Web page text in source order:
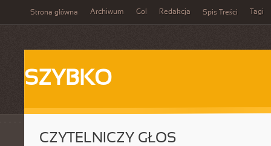
Strona główna Archiwum Gol Redakcja Spis Treści Tagi
SZYBKO
CZYTELNICZY GŁOS